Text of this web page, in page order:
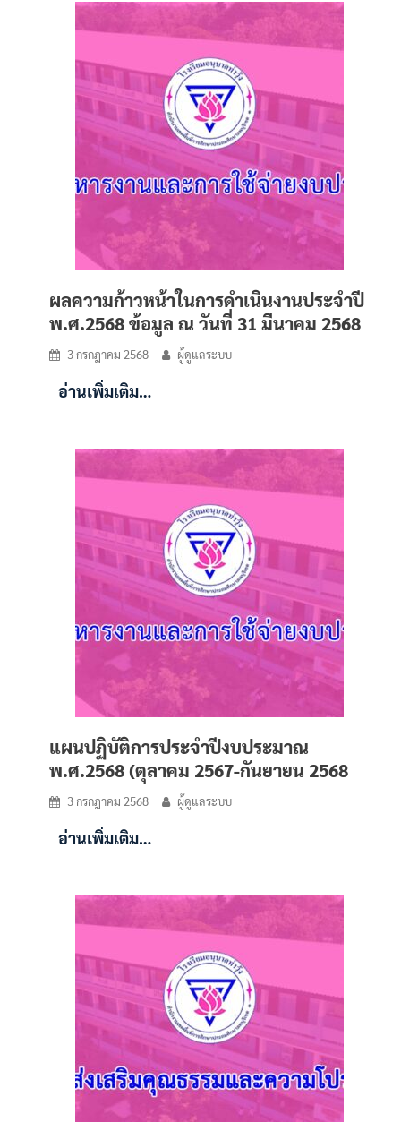
ผลความก้าวหน้าในการดำเนินงานประจำปี
พ.ศ.2568 ข้อมูล ณ วันที่ 31 มีนาคม 2568
3 กรกฎาคม 2568 ผู้ดูแลระบบ
อ่านเพิ่มเติม…
แผนปฏิบัติการประจำปีงบประมาณ
พ.ศ.2568 (ตุลาคม 2567-กันยายน 2568
3 กรกฎาคม 2568 ผู้ดูแลระบบ
อ่านเพิ่มเติม…